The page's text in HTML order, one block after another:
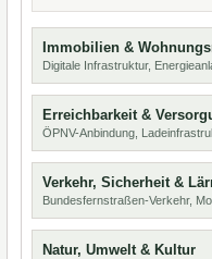
Immobilien &
Digitale Infrastruktur,
Erreichbarkeit &
ÖPNV-Anbindung,
Verkehr, Sicherheit &
Bundesfernstraßen-Verkehr,
Natur, Umwelt & Kultur